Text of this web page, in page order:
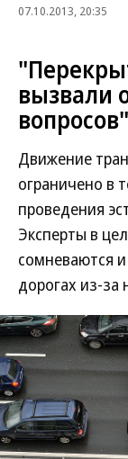
07.10.2013, 20:35
вызвали
вопросов"
Движение
ограничено в
проведения
Эксперты в
сомневаются
дорогах из-за